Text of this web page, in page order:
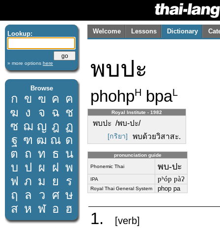
Lookup:
» more options here
Browse
ก ข ฃ ค ฅ
ฆ ง จ ฉ ช
ซ ฌ ญ ฎ ฏ
ฐ ฑ ฒ ณ ด
ต ถ ท ธ น
บ ป ผ ฝ พ
ฟ ภ ม ย
ร
ฤ
ล ว ศ ษ
ส ห ฬ อ ฮ
Welcome Lessons Dictionary
พบปะ
phohpH bpaL
Royal Institute - 1982
พบปะ /พบ-ปะ/
[กริยา] พบด้วยวิสาสะ.
pronunciation guide
Phonemic Thai พบ-ปะ
IPA pʰóp pàʔ
Royal Thai General System phop pa
1. [verb]